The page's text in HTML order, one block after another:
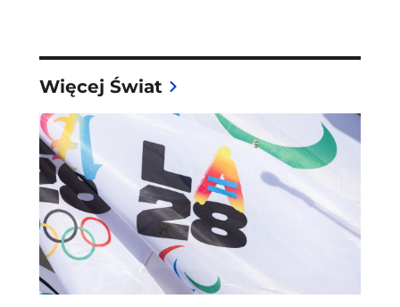
Więcej Świat